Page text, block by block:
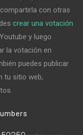
con otras
crear una votación
y luego
la votación en
puedes publicar
tu sitio web,